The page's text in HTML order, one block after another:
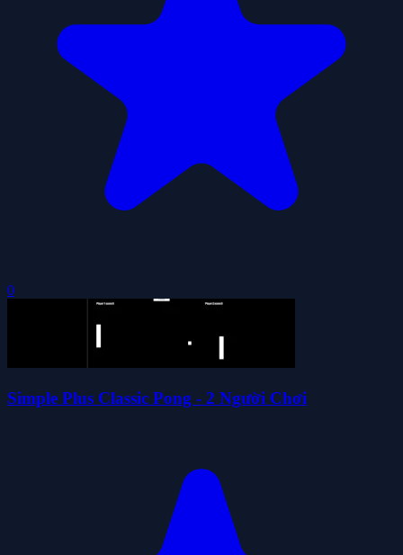
0
Simple Plus Classic Pong - 2 Người Chơi